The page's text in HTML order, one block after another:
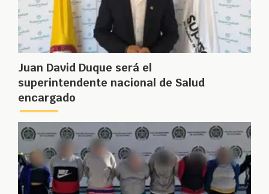
Juan David Duque será el
superintendente nacional de Salud
encargado